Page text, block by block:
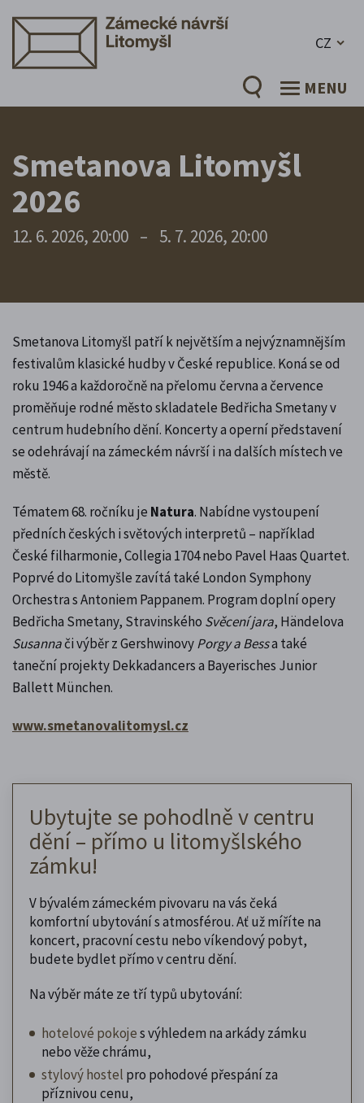
CZ
MENU
Smetanova Litomyšl
2026
12. 6. 2026, 20:00 – 5. 7. 2026, 20:00
Smetanova Litomyšl patří k největším a nejvýznamnějším
festivalům klasické hudby v České republice. Koná se od
roku 1946 a každoročně na přelomu června a července
proměňuje rodné město skladatele Bedřicha Smetany v
centrum hudebního dění. Koncerty a operní představení
se odehrávají na zámeckém návrší i na dalších místech ve
městě.
Tématem 68. ročníku je Natura. Nabídne vystoupení
předních českých i světových interpretů – například
České filharmonie, Collegia 1704 nebo Pavel Haas Quartet.
Poprvé do Litomyšle zavítá také London Symphony
Orchestra s Antoniem Pappanem. Program doplní opery
Bedřicha Smetany, Stravinského Svěcení jara, Händelova
Susannači výběr z GershwinovyPorgy a Bessa také
taneční projekty Dekkadancers a Bayerisches Junior
Ballett München.
www.smetanovalitomysl.cz
Ubytujte se pohodlně v centru
dění – přímo u litomyšlského
zámku!
V bývalém zámeckém pivovaru na vás čeká
komfortní ubytování s atmosférou. Ať už míříte na
koncert, pracovní cestu nebo víkendový pobyt,
budete bydlet přímo v centru dění.
Na výběr máte ze tří typů ubytování:
hotelové pokojes výhledem na arkády zámku
nebo věže chrámu,
stylový hostel pro pohodové přespání za
příznivou cenu,